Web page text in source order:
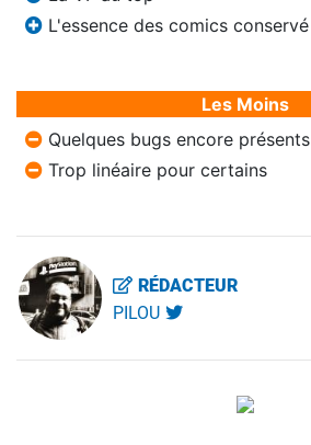
L'essence des comics conservé
Les Moins
Quelques bugs encore présents
Trop linéaire pour certains
RÉDACTEUR
PILOU